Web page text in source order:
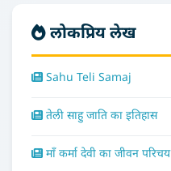
लोकप्रिय लेख
Sahu Teli Samaj
तेली साहु जाति का इतिहास
माँ कर्मा देवी का जीवन परिचय